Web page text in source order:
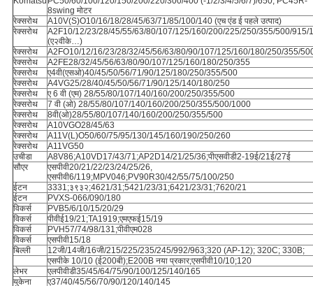
8swing मोटर
रेक्सरोथ
A10V(S)O10/16/18/28/45/63/71/85/100/140 (एच एंड ई पहले उत्पाद)
रेक्सरोथ
A2F10/12/23/28/45/55/63/80/107/125/160/200/225/250/355/500/915/
(ए२वीके…)
रेक्सरोथ
A2FO10/12/16/23/28/32/45/56/63/80/90/107/125/160/180/250/355/
रेक्सरोथ
A2FE28/32/45/56/63/80/90/107/125/160/180/250/355
रेक्सरोथ
ए4वी(एसओ)40/45/50/56/71/90/125/180/250/355/500
रेक्सरोथ
A4VG25/28/40/45/50/56/71/90/125/140/180/250
रेक्सरोथ
ए 6 वी (एम) 28/55/80/107/140/160/200/250/355/500
रेक्सरोथ
7 वी (ओ) 28/55/80/107/140/160/200/250/355/500/1000
रेक्सरोथ
8वी(ओ)28/55/80/107/140/160/200/250/355/500
रेक्सरोथ
A10VGO28/45/63
रेक्सरोथ
A11V(L)O50/60/75/95/130/145/160/190/250/260
रेक्सरोथ
A11VG50
उचीडा
A8V86;A10VD17/43/71;AP2D14/21/25/36;पीएसवीडी2-19ई/21ई/27ई
सौएर
एसपीवी20/21/22/23/24/25/26,
एसपीवी6/119;MPV046;PV90R30/42/55/75/100/250
ईटन
3331;३९३२;4621/31;5421/23/31;6421/23/31;7620/21
ईटन
PVXS-066/090/180
विकर्स
PVB5/6/10/15/20/29
विकर्स
पीवीई19/21;TA1919;एमएफई15/19
विकर्स
PVH57/74/98/131;पीवीएम028
विकर्स
एसपीवी15/18
बिल्ली
12जी/14जी/16जी/215/225/235/245/992/963;320 (AP-12); 320C; 330B;
एसपीके 10/10 (ई200बी);E200B नया प्रकार;एसपीवी10/10;120
लेभर
एलपीवीडी35/45/64/75/90/100/125/140/165
युकेना
ए37/40/45/56/70/90/120/140/145